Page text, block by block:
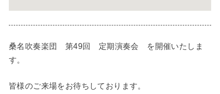
桑名吹奏楽団 第49回 定期演奏会 を開催いたしま
す。
皆様のご来場をお待ちしております。